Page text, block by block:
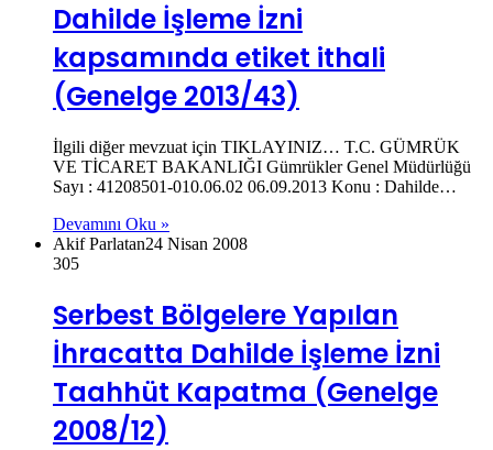
Dahilde İşleme İzni
kapsamında etiket ithali
(Genelge 2013/43)
İlgili diğer mevzuat için TIKLAYINIZ… T.C. GÜMRÜK
VE TİCARET BAKANLIĞI Gümrükler Genel Müdürlüğü
Sayı : 41208501-010.06.02 06.09.2013 Konu : Dahilde…
Devamını Oku »
Akif Parlatan24 Nisan 2008
305
Serbest Bölgelere Yapılan
İhracatta Dahilde İşleme İzni
Taahhüt Kapatma (Genelge
2008/12)